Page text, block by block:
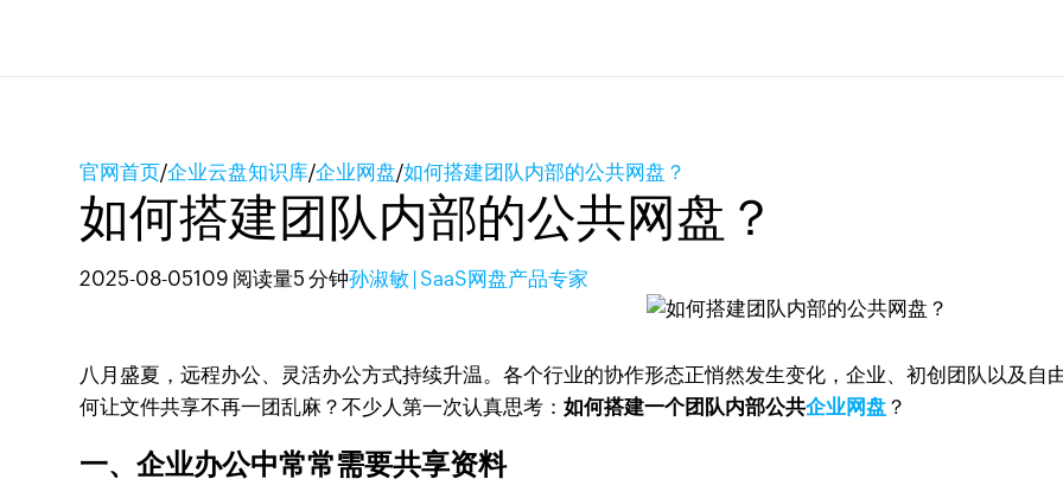
官网首页/企业云盘知识库/企业网盘/如何搭建团队内部的公共网盘？
如何搭建团队内部的公共网盘？
2025-08-05109 阅读量5 分钟孙淑敏 | SaaS网盘产品专家
八月盛夏，远程办公、灵活办公方式持续升温。各个行业的协作形态正悄然发生变化，企业、初创团队以及
何让文件共享不再一团乱麻？不少人第一次认真思考：如何搭建一个团队内部公共企业网盘 ？
一、企业办公中常常需要共享资料